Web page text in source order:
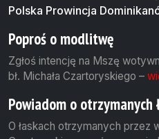
Polska Prowincja
Poproś o modlitwę
Zgłoś intencję na Mszę
bł. Michała Czartoryskiego –
Powiadom o otrzymanych
O łaskach otrzymanych przez